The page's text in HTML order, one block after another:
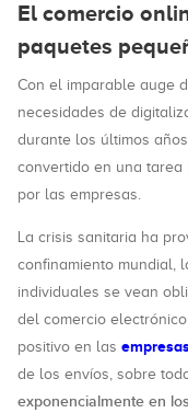
El comercio
paquetes
Con el imparable auge
necesidades de
durante los últimos
convertido en una
por las empresas.
La crisis sanitaria ha
confinamiento mundial,
individuales se vean
del comercio
positivo en las
de los envíos, sobre
exponencialmente en